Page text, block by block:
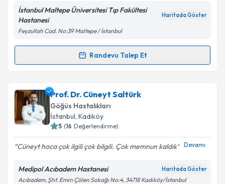
E-posta Adresiniz
Kişisel verilerimin işlenmesine ilişkin
Metni'ni okudum ve kişisel verilerimin belirtilen
Takvim Talebini Gönder
İstanbul Maltepe Üniversitesi Tıp Fakültesi
Hastanesi
Haritada Göster
Feyzullah Cad. No:39 Maltepe / İstanbul
Randevu Talep Et
Randevu Takvimi Talebi
Uzm. Dr. Ayten İsmayılovaiçin randevu takvimi
talebi oluşturun. Size bu uzmandan randevu almanız
için bir takvim hazırlandığında e-posta ile
bilgilendireceğiz.
E-posta Adresiniz
Prof. Dr. Cüneyt Saltürk
Göğüs Hastalıkları
İstanbul, Kadıköy
5 (16 Değerlendirme)
Cüneyt hoca çok ilgili çok bilgili. Çok memnun kaldık Devamı
Medipol Acıbadem Hastanesi Haritada Göster
Acıbadem, Şht. Emin Çölen Sokağı No:4, 34718 Kadıköy/İstanbul